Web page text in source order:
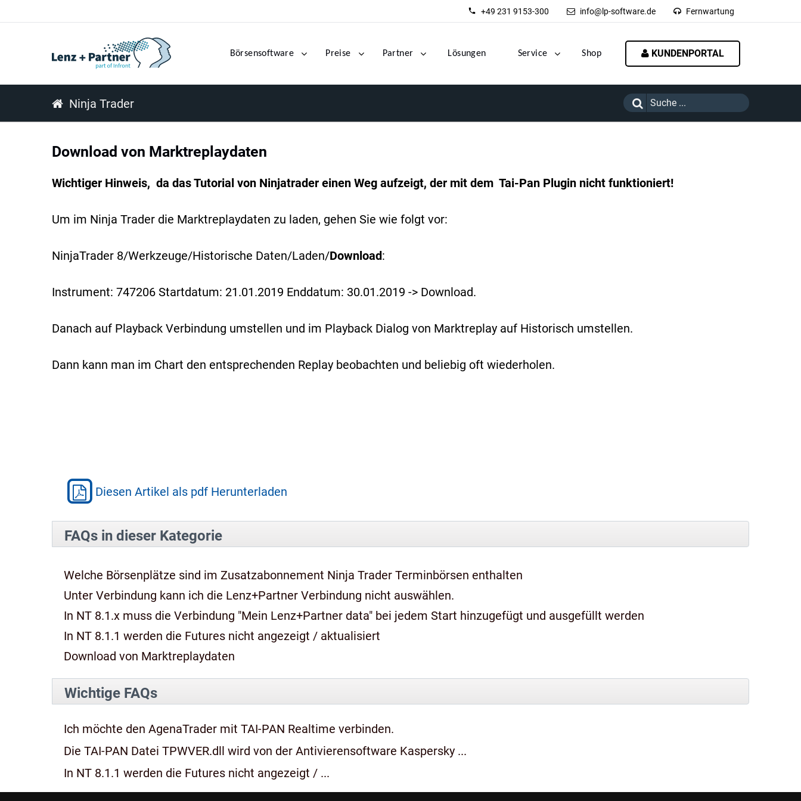
+49 231 9153-300 info@lp-software.de Fernwartung
Börsensoftware Preise Partner Lösungen Service Shop KUNDENPORTAL
Ninja Trader
Download von Marktreplaydaten
Wichtiger Hinweis, da das Tutorial von Ninjatrader einen Weg aufzeigt, der mit dem Tai-Pan Plugin nicht funktioniert!
Um im Ninja Trader die Marktreplaydaten zu laden, gehen Sie wie folgt vor:
NinjaTrader 8/Werkzeuge/Historische Daten/Laden/Download:
Instrument: 747206 Startdatum: 21.01.2019 Enddatum: 30.01.2019 -> Download.
Danach auf Playback Verbindung umstellen und im Playback Dialog von Marktreplay auf Historisch umstellen.
Dann kann man im Chart den entsprechenden Replay beobachten und beliebig oft wiederholen.
Diesen Artikel als pdf Herunterladen
FAQs in dieser Kategorie
Welche Börsenplätze sind im Zusatzabonnement Ninja Trader Terminbörsen enthalten
Unter Verbindung kann ich die Lenz+Partner Verbindung nicht auswählen.
In NT 8.1.x muss die Verbindung "Mein Lenz+Partner data" bei jedem Start hinzugefügt und ausgefüllt werden
In NT 8.1.1 werden die Futures nicht angezeigt / aktualisiert
Download von Marktreplaydaten
Wichtige FAQs
Ich möchte den AgenaTrader mit TAI-PAN Realtime verbinden.
Die TAI-PAN Datei TPWVER.dll wird von der Antivierensoftware Kaspersky ...
In NT 8.1.1 werden die Futures nicht angezeigt / ...